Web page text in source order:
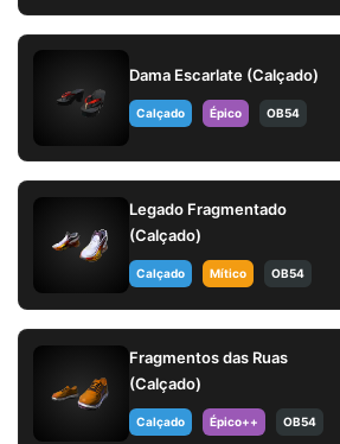
Dama Escarlate (Calçado)
Calçado Épico OB54
Legado Fragmentado
(Calçado)
Calçado Mítico OB54
Fragmentos das Ruas
(Calçado)
Calçado Épico++ OB54